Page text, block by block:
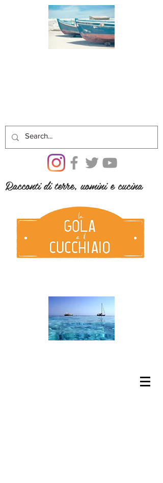
Racconti di terre, uomini e cucina